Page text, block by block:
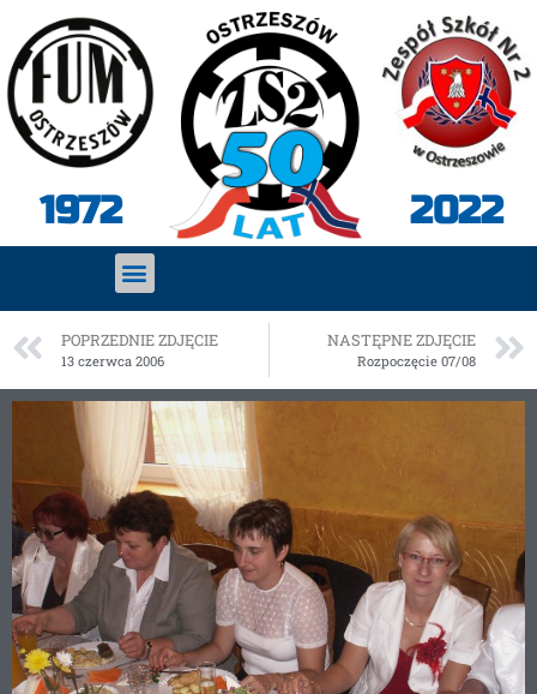
1972 2022
POPRZEDNIE ZDJĘCIE
13 czerwca 2006
NASTĘPNE ZDJĘCIE
Rozpoczęcie 07/08